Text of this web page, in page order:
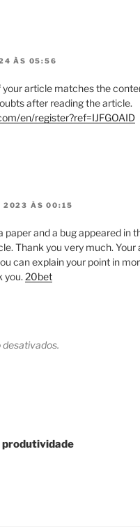
ÀS 05:56
your article matches the
after reading the article.
en/register?ref=IJFGOAID
2023 ÀS 00:15
paper and a bug appeared in
Thank you very much.
can explain your point in
you. 20bet
produtividade